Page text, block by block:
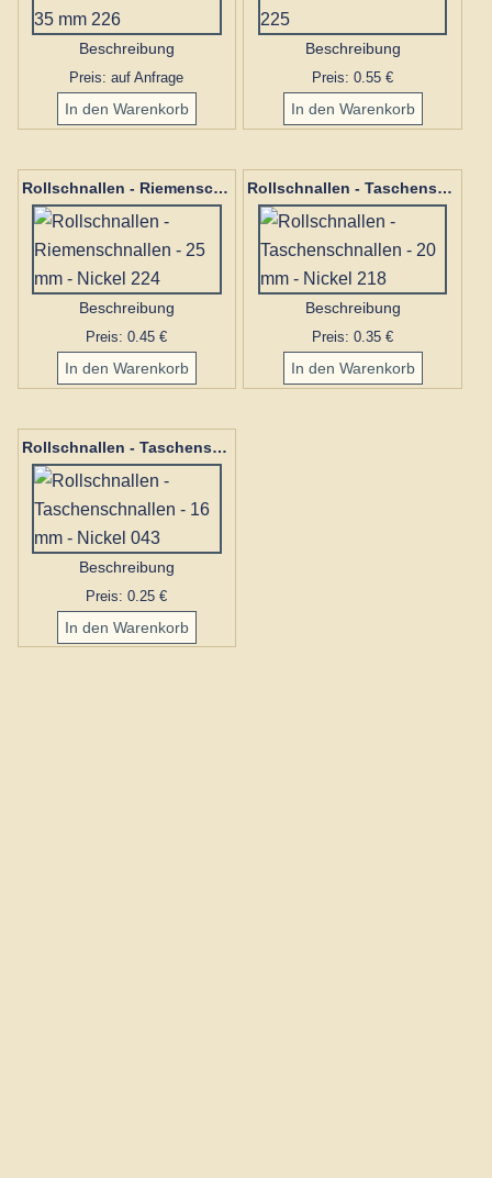
Beschreibung
Preis: auf Anfrage
Beschreibung
Preis: 0.55 €
Rollschnallen - Riemenschnallen - 25 mm - Nickel 224
Beschreibung
Preis: 0.45 €
Rollschnallen - Taschenschnallen - 20 mm - Nickel 218
Beschreibung
Preis: 0.35 €
Rollschnallen - Taschenschnallen - 16 mm - Nickel 043
Beschreibung
Preis: 0.25 €